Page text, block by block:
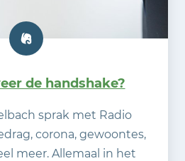
de handshake?
sprak met Radio
corona, gewoontes,
meer. Allemaal in het